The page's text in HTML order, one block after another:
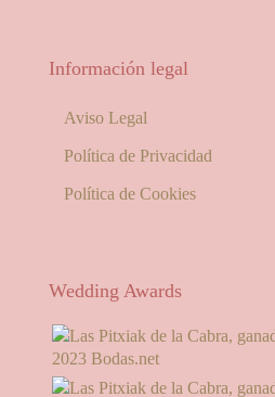
Información legal
Aviso Legal
Política de Privacidad
Política de Cookies
Wedding Awards